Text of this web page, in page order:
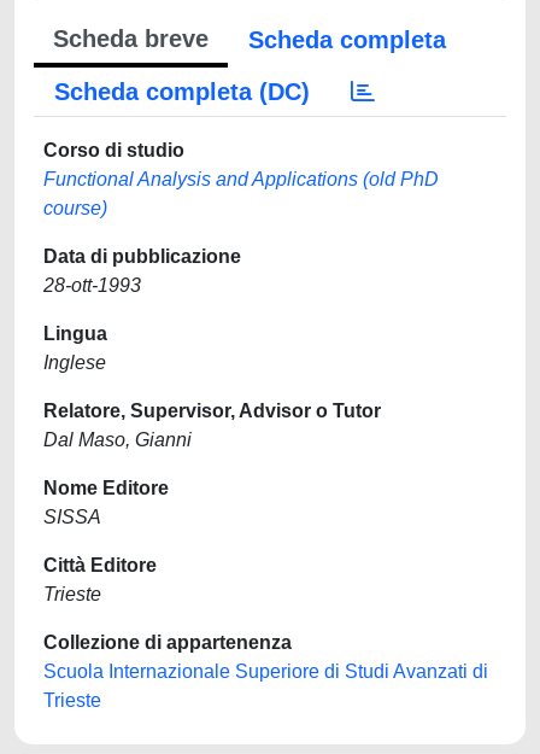
Scheda breve
Scheda completa
Scheda completa (DC)
Corso di studio
Functional Analysis and Applications (old PhD
course)
Data di pubblicazione
28-ott-1993
Lingua
Inglese
Relatore, Supervisor, Advisor o Tutor
Dal Maso, Gianni
Nome Editore
SISSA
Città Editore
Trieste
Collezione di appartenenza
Scuola Internazionale Superiore di Studi Avanzati di
Trieste